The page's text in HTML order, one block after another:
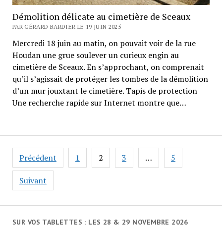
SUR VOS TABLETTES : LES 28 & 29 NOVEMBRE 2026
Démolition délicate au cimetière de Sceaux
PAR GÉRARD BARDIER LE 19 JUIN 2025
Mercredi 18 juin au matin, on pouvait voir de la rue
Houdan une grue soulever un curieux engin au
cimetière de Sceaux. En s’approchant, on comprenait
qu’il s’agissait de protéger les tombes de la démolition
d’un mur jouxtant le cimetière. Tapis de protection
Une recherche rapide sur Internet montre que…
Navigation
des
articles
Précédent 1 2 3 … 5
Suivant